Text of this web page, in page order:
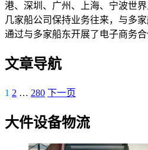
港、深圳、广州、上海、宁波世
几家船公司保持业务往来，与多
通过与多家船东开展了电子商务
文章导航
1 2 … 280 下一页
大件设备物流